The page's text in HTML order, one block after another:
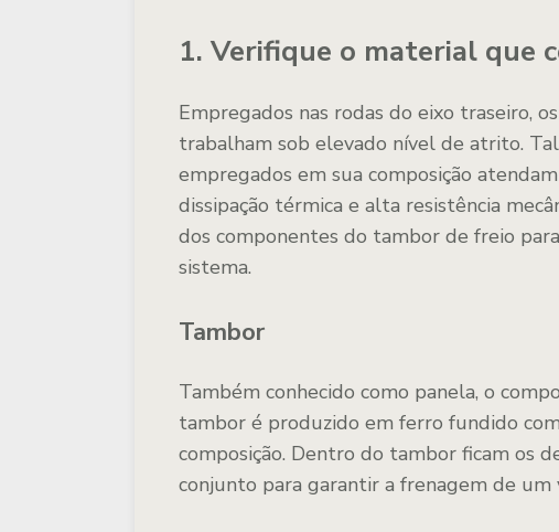
1. Verifique o material que
Empregados nas rodas do eixo traseiro,
trabalham sob elevado nível de atrito.
empregados em sua composição
dissipação térmica e alta resistência
dos componentes do tambor de freio
sistema.
Tambor
Também conhecido como panela, o
tambor é produzido em ferro fundido
composição. Dentro do tambor ficam os
conjunto para garantir a frenagem de um